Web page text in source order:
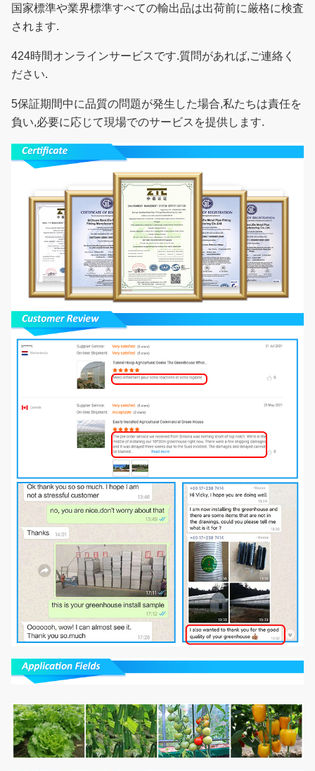
国家標準や業界標準すべての輸出品は出荷前に厳格に検査
されます.
424時間オンラインサービスです.質問があれば,ご連絡く
ださい.
5保証期間中に品質の問題が発生した場合,私たちは責任を
負い,必要に応じて現場でのサービスを提供します.